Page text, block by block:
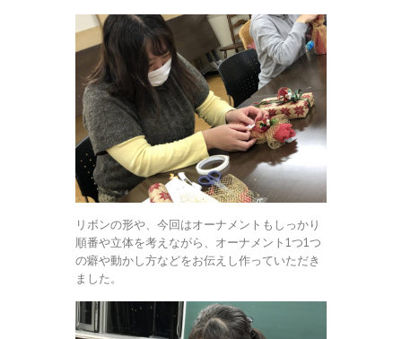
リボンの形や、今回はオーナメントもしっかり
順番や立体を考えながら、オーナメント1つ1つ
の癖や動かし方などをお伝えし作っていただき
ました。